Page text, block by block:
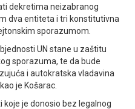
dekretima neizabranog
dva entiteta i tri konstitutivna
sporazumom.
UN stane u zaštitu
sporazuma, te da bude
i autokratska vladavina
je Košarac.
koje je donosio bez legalnog